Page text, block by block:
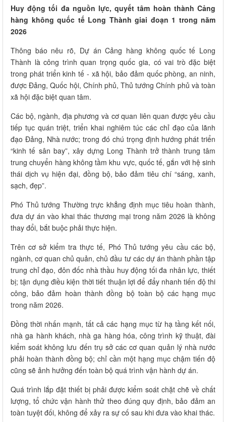
Huy động tối đa nguồn lực, quyết tâm hoàn thành Cảng
hàng không quốc tế Long Thành giai đoạn 1 trong năm
2026
Thông báo nêu rõ, Dự án Cảng hàng không quốc tế Long
Thành là công trình quan trọng quốc gia, có vai trò đặc biệt
trong phát triển kinh tế - xã hội, bảo đảm quốc phòng, an ninh,
được Đảng, Quốc hội, Chính phủ, Thủ tướng Chính phủ và toàn
xã hội đặc biệt quan tâm.
Các bộ, ngành, địa phương và cơ quan liên quan được yêu cầu
tiếp tục quán triệt, triển khai nghiêm túc các chỉ đạo của lãnh
đạo Đảng, Nhà nước; trong đó chú trọng định hướng phát triển
“kinh tế sân bay”, xây dựng Long Thành trở thành trung tâm
trung chuyển hàng không tầm khu vực, quốc tế, gắn với hệ sinh
thái dịch vụ hiện đại, đồng bộ, bảo đảm tiêu chí “sáng, xanh,
sạch, đẹp”.
Phó Thủ tướng Thường trực khẳng định mục tiêu hoàn thành,
đưa dự án vào khai thác thương mại trong năm 2026 là không
thay đổi, bắt buộc phải thực hiện.
Trên cơ sở kiểm tra thực tế, Phó Thủ tướng yêu cầu các bộ,
ngành, cơ quan chủ quản, chủ đầu tư các dự án thành phần tập
trung chỉ đạo, đôn đốc nhà thầu huy động tối đa nhân lực, thiết
bị; tận dụng điều kiện thời tiết thuận lợi để đẩy nhanh tiến độ thi
công, bảo đảm hoàn thành đồng bộ toàn bộ các hạng mục
trong năm 2026.
Đồng thời nhấn mạnh, tất cả các hạng mục từ hạ tầng kết nối,
nhà ga hành khách, nhà ga hàng hóa, công trình kỹ thuật, đài
kiểm soát không lưu đến trụ sở các cơ quan quản lý nhà nước
phải hoàn thành đồng bộ; chỉ cần một hạng mục chậm tiến độ
cũng sẽ ảnh hưởng đến toàn bộ quá trình vận hành dự án.
Quá trình lắp đặt thiết bị phải được kiểm soát chặt chẽ về chất
lượng, tổ chức vận hành thử theo đúng quy định, bảo đảm an
toàn tuyệt đối, không để xảy ra sự cố sau khi đưa vào khai thác.